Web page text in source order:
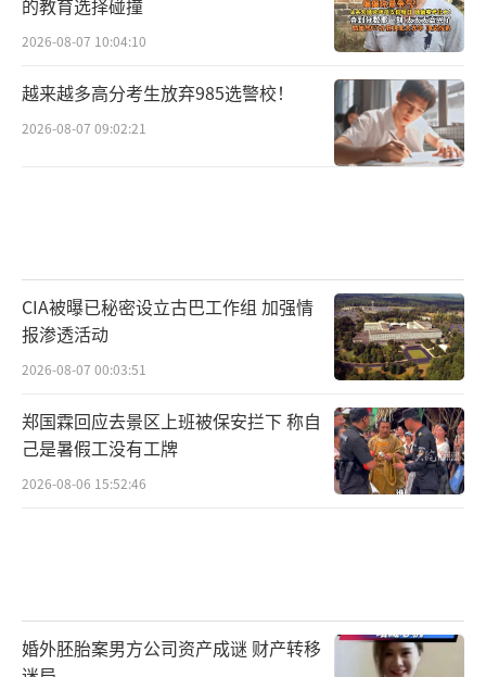
的教育选择碰撞
2026-08-07 10:04:10
越来越多高分考生放弃985选警校！
2026-08-07 09:02:21
CIA被曝已秘密设立古巴工作组 加强情
报渗透活动
2026-08-07 00:03:51
郑国霖回应去景区上班被保安拦下 称自
己是暑假工没有工牌
2026-08-06 15:52:46
婚外胚胎案男方公司资产成谜 财产转移